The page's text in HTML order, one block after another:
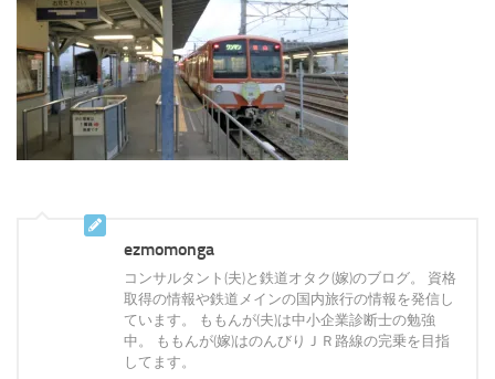
ezmomonga
コンサルタント(夫)と鉄道オタク(嫁)のブログ。 資格
取得の情報や鉄道メインの国内旅行の情報を発信し
ています。 ももんが(夫)は中小企業診断士の勉強
中。 ももんが(嫁)はのんびりＪＲ路線の完乗を目指
してます。